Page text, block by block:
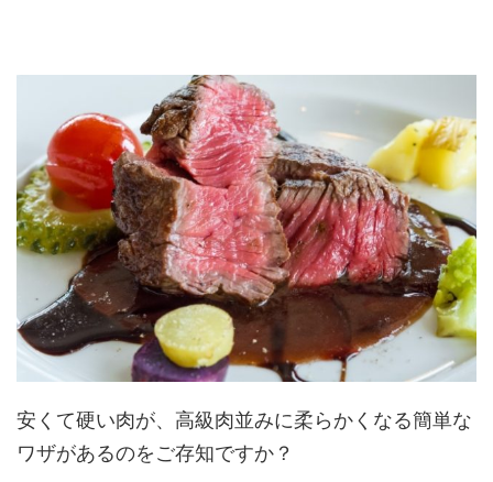
安くて硬い肉が、高級肉並みに柔らかくなる簡単な
ワザがあるのをご存知ですか？